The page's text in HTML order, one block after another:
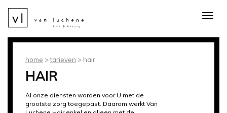
home >tarieven > hair
HAIR
Al onze diensten worden voor U met de
grootste zorg toegepast. Daarom werkt Van